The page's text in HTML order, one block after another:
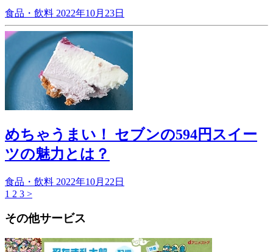
食品・飲料 2022年10月23日
めちゃうまい！ セブンの594円スイー
ツの魅力とは？
食品・飲料 2022年10月22日
1 2 3 >
その他サービス